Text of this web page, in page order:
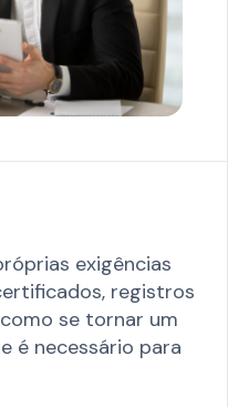
exigências
registros
se tornar um
é necessário para